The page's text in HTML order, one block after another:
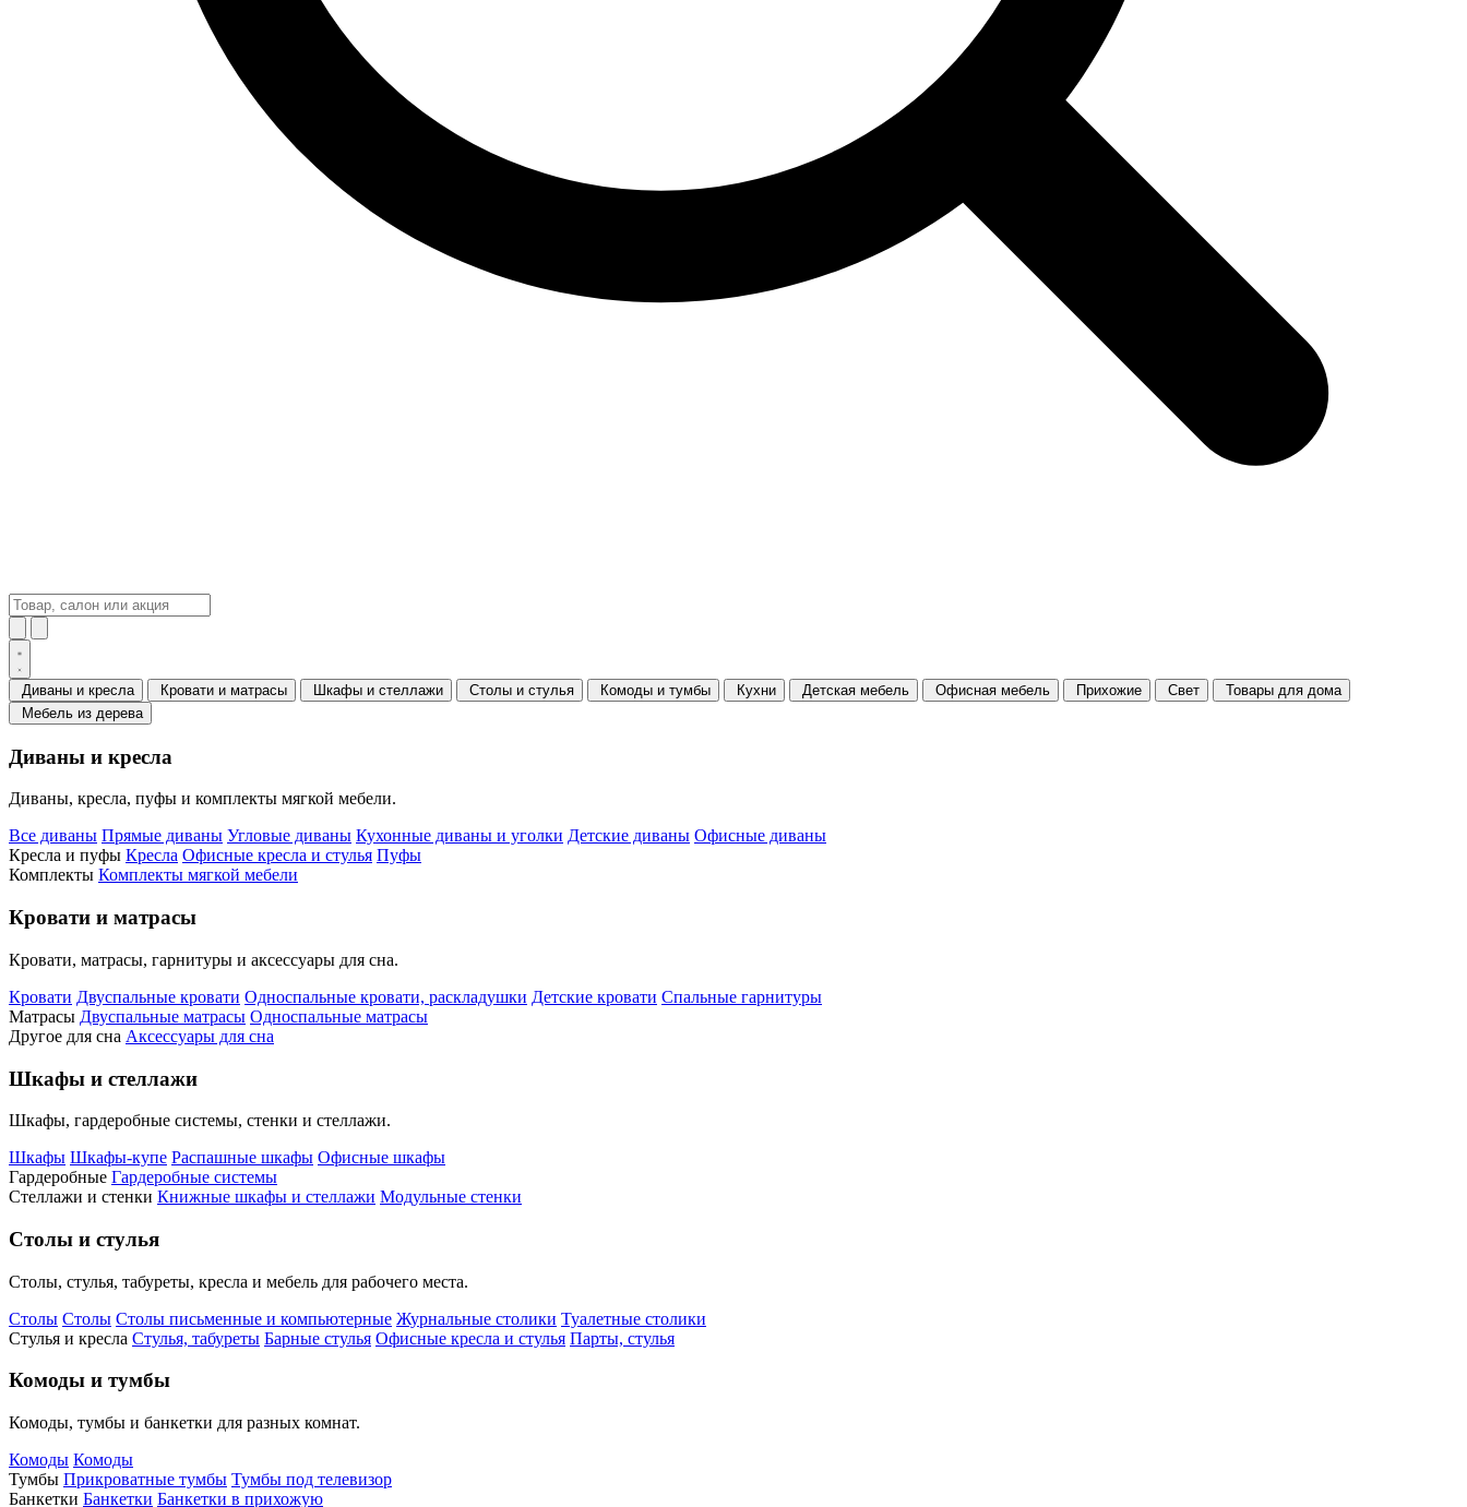
Диваны и кресла Кровати и матрасы Шкафы и стеллажи Столы и стулья Комоды и тумбы Кухни Детская мебель Офисная мебель Прихожие Свет
Товары для дома
Мебель из дерева
Диваны и кресла
Диваны, кресла, пуфы и комплекты мягкой мебели.
Все диваны Прямые диваны Угловые диваны Кухонные диваны и уголки Детские диваны Офисные диваны
Кресла и пуфы Кресла Офисные кресла и стулья Пуфы
Комплекты Комплекты мягкой мебели
Кровати и матрасы
Кровати, матрасы, гарнитуры и аксессуары для сна.
Кровати Двуспальные кровати Односпальные кровати, раскладушки Детские кровати Спальные гарнитуры
Матрасы Двуспальные матрасы Односпальные матрасы
Другое для сна Аксессуары для сна
Шкафы и стеллажи
Шкафы, гардеробные системы, стенки и стеллажи.
Шкафы Шкафы-купе Распашные шкафы Офисные шкафы
Гардеробные Гардеробные системы
Стеллажи и стенки Книжные шкафы и стеллажи Модульные стенки
Столы и стулья
Столы, стулья, табуреты, кресла и мебель для рабочего места.
Столы Столы Столы письменные и компьютерные Журнальные столики Туалетные столики
Стулья и кресла Стулья, табуреты Барные стулья Офисные кресла и стулья Парты, стулья
Комоды и тумбы
Комоды, тумбы и банкетки для разных комнат.
Комоды Комоды
Тумбы Прикроватные тумбы Тумбы под телевизор
Банкетки Банкетки Банкетки в прихожую